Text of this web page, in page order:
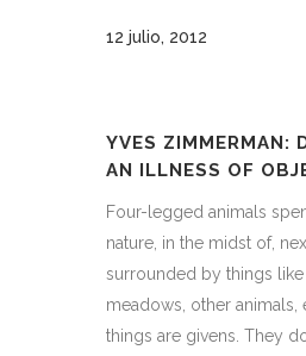
12 julio, 2012
YVES ZIMMERMAN:
AN ILLNESS OF
Four-legged animals
nature, in the midst of,
surrounded by things like
meadows, other animals,
things are givens. They